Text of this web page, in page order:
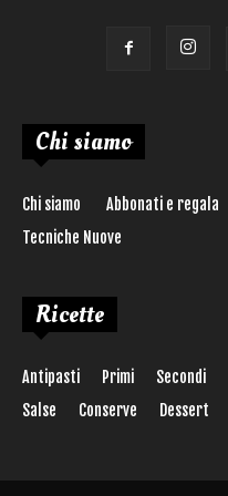
Chi siamo
Chi siamo Abbonati e regala
Tecniche Nuove
Ricette
Antipasti Primi Secondi
Salse
Conserve Dessert